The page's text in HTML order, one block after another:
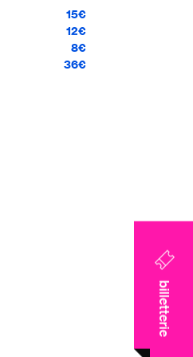
billetterie
15€
12€
8€
36€